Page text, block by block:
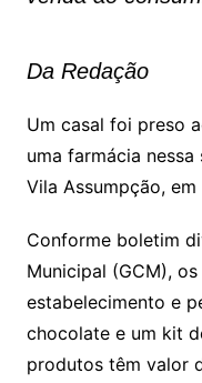
Da Redação
Um casal foi preso
uma farmácia
Vila Assumpção,
Conforme boletim
Municipal (GCM),
estabelecimento e
chocolate e um kit
produtos têm valor